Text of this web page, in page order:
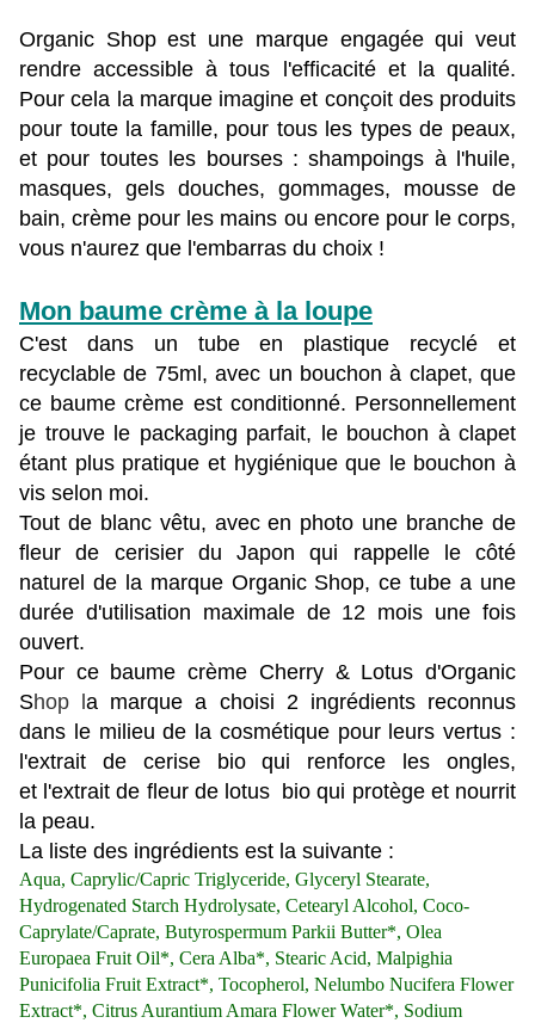
Organic Shop est une marque engagée qui veut
rendre accessible à tous l'efficacité et la qualité.
Pour cela la marque imagine et conçoit des produits
pour toute la famille, pour tous les types de peaux,
et pour toutes les bourses : shampoings à l'huile,
masques, gels douches, gommages, mousse de
bain, crème pour les mains ou encore pour le corps,
vous n'aurez que l'embarras du choix !
Mon baume crème à la loupe
C'est dans un tube en plastique recyclé et
recyclable de 75ml, avec un bouchon à clapet, que
ce baume crème est conditionné. Personnellement
je trouve le packaging parfait, le bouchon à clapet
étant plus pratique et hygiénique que le bouchon à
vis selon moi.
Tout de blanc vêtu, avec en photo une branche de
fleur de cerisier du Japon qui rappelle le côté
naturel de la marque Organic Shop, ce tube a une
durée d'utilisation maximale de 12 mois une fois
ouvert.
Pour ce baume crème Cherry & Lotus d'Organic
Shop la marque a choisi 2 ingrédients reconnus
dans le milieu de la cosmétique pour leurs vertus :
l'extrait de cerise bio qui renforce les ongles,
et l'extrait de fleur de lotus bio qui protège et nourrit
la peau.
La liste des ingrédients est la suivante :
Aqua, Caprylic/Capric Triglyceride, Glyceryl Stearate,
Hydrogenated Starch Hydrolysate, Cetearyl Alcohol, Coco-
Caprylate/Caprate, Butyrospermum Parkii Butter*, Olea
Europaea Fruit Oil*, Cera Alba*, Stearic Acid, Malpighia
Punicifolia Fruit Extract*, Tocopherol, Nelumbo Nucifera Flower
Extract*, Citrus Aurantium Amara Flower Water*, Sodium